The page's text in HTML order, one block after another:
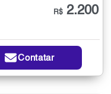
R$ 2.200
Contatar